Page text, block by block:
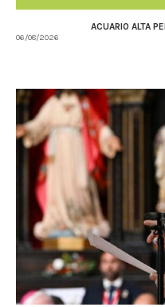
ACUARIO ALTA
06/08/2026